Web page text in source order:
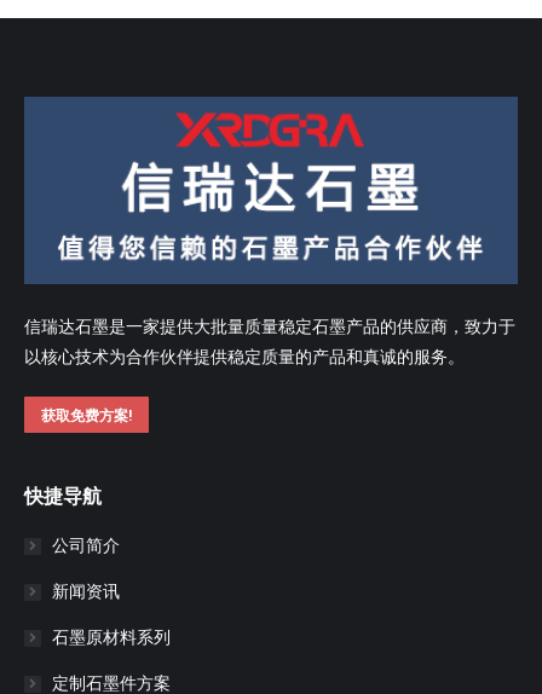
信瑞达石墨是一家提供大批量质量稳定石墨产品的供应商，致力于
以核心技术为合作伙伴提供稳定质量的产品和真诚的服务。
获取免费方案!
快捷导航
公司简介
新闻资讯
石墨原材料系列
定制石墨件方案